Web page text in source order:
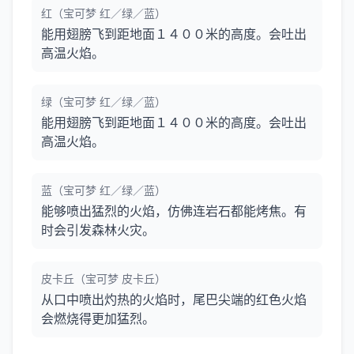
红（宝可梦 红／绿／蓝）
能用翅膀飞到距地面１４００米的高度。会吐出
高温火焰。
绿（宝可梦 红／绿／蓝）
能用翅膀飞到距地面１４００米的高度。会吐出
高温火焰。
蓝（宝可梦 红／绿／蓝）
能够喷出猛烈的火焰，仿佛连岩石都能烤焦。有
时会引发森林火灾。
皮卡丘（宝可梦 皮卡丘）
从口中喷出灼热的火焰时，尾巴尖端的红色火焰
会燃烧得更加猛烈。